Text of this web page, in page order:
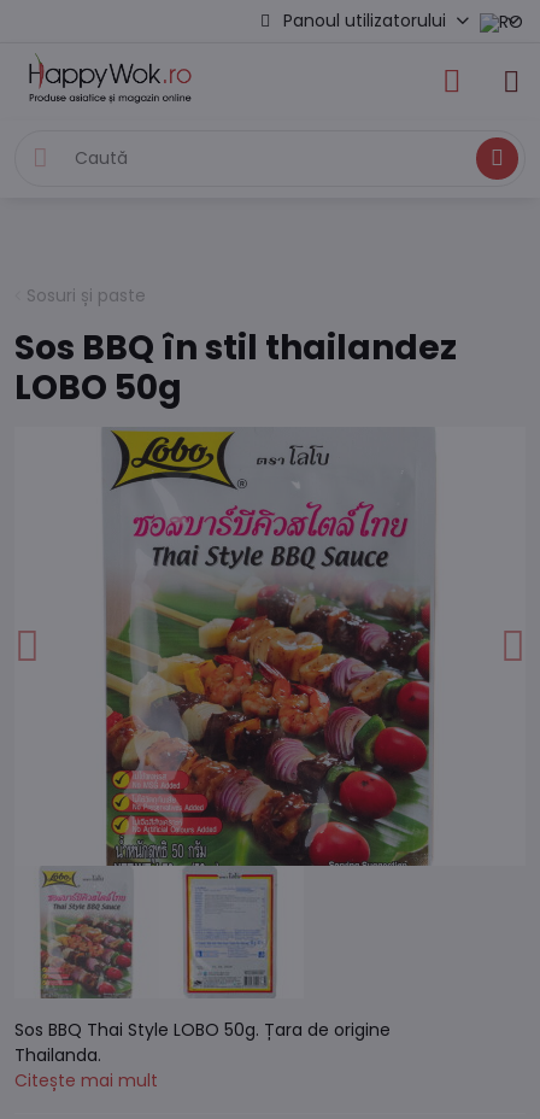
Panoul utilizatorului
Caută
Sosuri și paste
Sos BBQ în stil thailandez
LOBO 50g
Sos BBQ Thai Style LOBO 50g. Țara de origine
Thailanda.
Citește mai mult